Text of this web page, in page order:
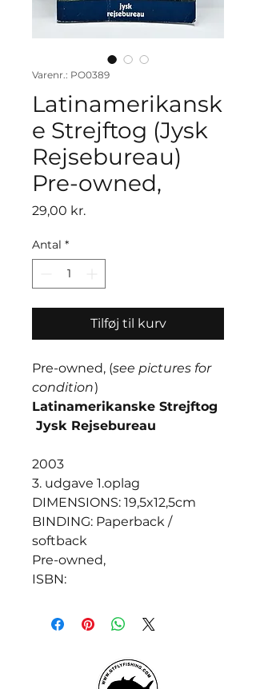
Varenr.: PO0389
Latinamerikansk
e Strejftog (Jysk
Rejsebureau)
Pre-owned,
29,00 kr.Pris
Antal *
Tilføj til kurv
Pre-owned, (see pictures for
condition)
Latinamerikanske Strejftog
Jysk Rejsebureau
2003
3. udgave 1.oplag
DIMENSIONS: 19,5x12,5cm
BINDING: Paperback /
softback
Pre-owned,
ISBN: